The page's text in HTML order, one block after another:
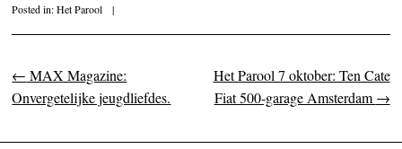
Posted in:Het Parool |
Post navigation
← MAX Magazine:
Onvergetelijke jeugdliefdes.
Het Parool 7 oktober: Ten Cate
Fiat 500-garage Amsterdam →